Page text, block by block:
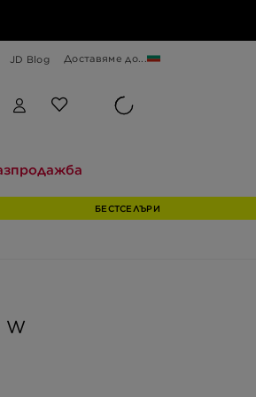
JD Blog Доставяме до...
БЕСТСЕЛЪРИ
W